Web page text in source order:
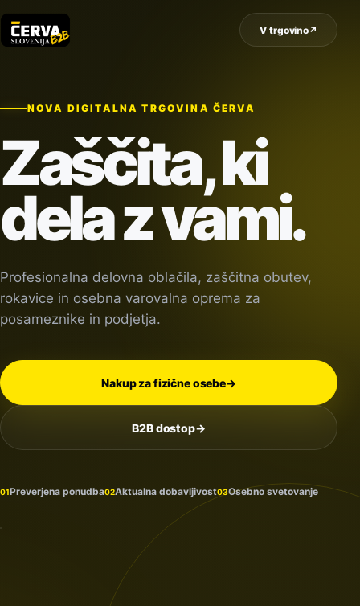
V trgovino↗
NOVA DIGITALNA TRGOVINA ČERVA
Zaščita, ki
dela z vami.
Profesionalna delovna oblačila, zaščitna obutev,
rokavice in osebna varovalna oprema za
posameznike in podjetja.
Nakup za fizične osebe→
B2B dostop→
01Preverjena ponudba02Aktualna dobavljivost03Osebno svetovanje
Na
prihaja